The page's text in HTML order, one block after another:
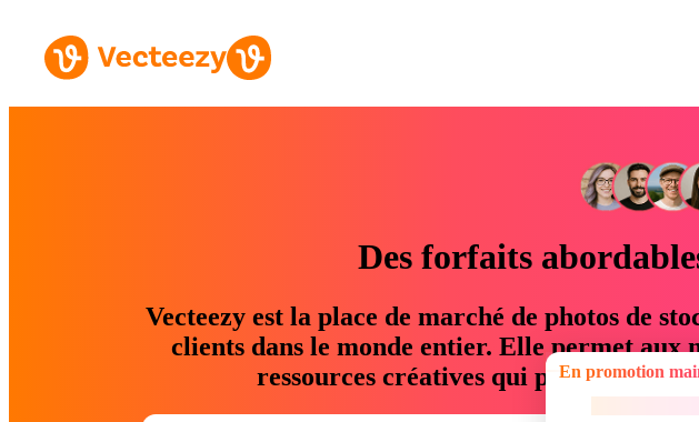
Des forfaits
Vecteezy est la place de marché de photos de
clients dans le monde entier. Elle permet aux
ressources créatives qui permettent
En promotion